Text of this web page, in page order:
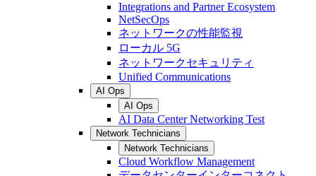
Integrations and Partner Ecosystem
NetSecOps
ネットワークの性能監視
ローカル 5G
ネットワークセキュリティ
Unified Communications
AI Ops
AI Ops
AI Data Center Networking Test
Network Technicians
Network Technicians
Cloud Workflow Management